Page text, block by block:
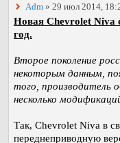
Adm » 29 июл 2014,
Новая Chevrolet Niva
год.
Второе поколение
некоторым данным,
того, производитель
несколько
Так, Chevrolet Niva в
переднеприводную